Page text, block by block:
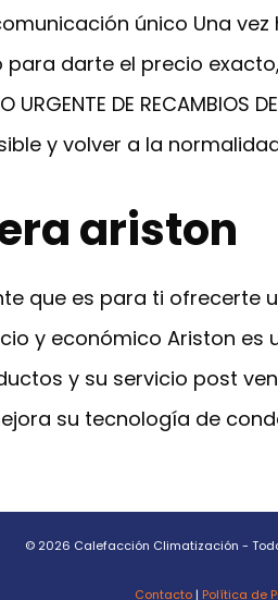
único Una
darte el precio
DE
y volver a la
ariston
que es para ti ofrecerte
y económico Ariston
y su servicio post
su tecnología de
© 2026 Calefacción Climatización -
Contacto | Política de